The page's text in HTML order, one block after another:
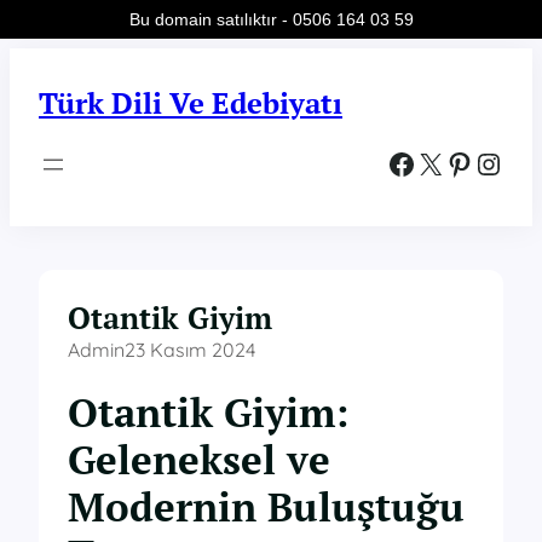
Türk Dili Ve Edebiyatı
Facebook X Pinterest Instagram
Otantik Giyim
Admin23 Kasım 2024
Otantik Giyim:
Geleneksel ve
Modernin Buluştuğu
Bu domain satılıktır - 0506 164 03 59